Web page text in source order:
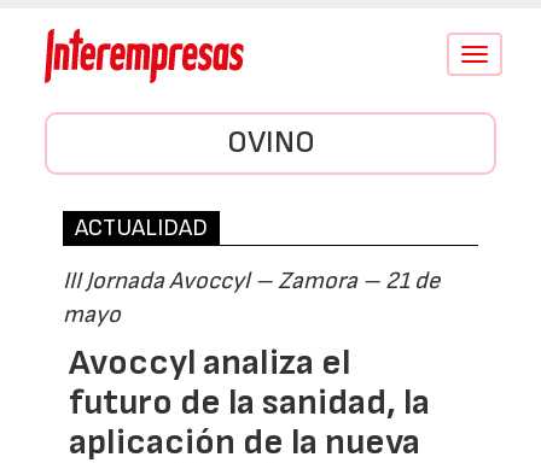
Conmutar
OVINO
ACTUALIDAD
III Jornada Avoccyl – Zamora – 21 de
mayo
Avoccyl analiza el
futuro de la sanidad, la
aplicación de la nueva